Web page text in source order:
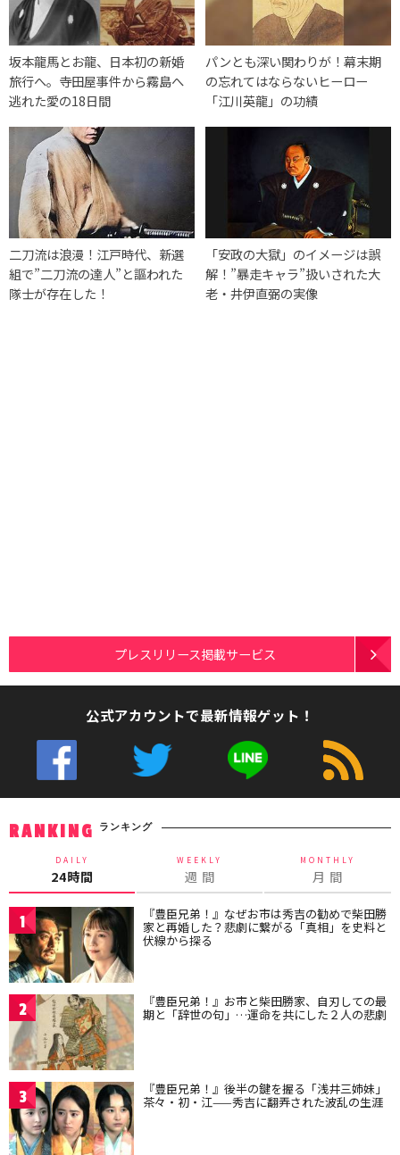
坂本龍馬とお龍、日本初の新婚
旅行へ。寺田屋事件から霧島へ
逃れた愛の18日間
パンとも深い関わりが！幕末期
の忘れてはならないヒーロー
「江川英龍」の功績
二刀流は浪漫！江戸時代、新選
組で”二刀流の達人”と謳われた
隊士が存在した！
「安政の大獄」のイメージは誤
解！”暴走キャラ”扱いされた大
老・井伊直弼の実像
プレスリリース掲載サービス
公式アカウントで最新情報ゲット！
RANKING ランキング
DAILY
24時間
WEEKLY
週 間
MONTHLY
月 間
1 『豊臣兄弟！』なぜお市は秀吉の勧めで柴田勝
家と再婚した？悲劇に繋がる「真相」を史料と
伏線から探る
2 『豊臣兄弟！』お市と柴田勝家、自刃しての最
期と「辞世の句」…運命を共にした２人の悲劇
3 『豊臣兄弟！』後半の鍵を握る「浅井三姉妹」
茶々・初・江——秀吉に翻弄された波乱の生涯